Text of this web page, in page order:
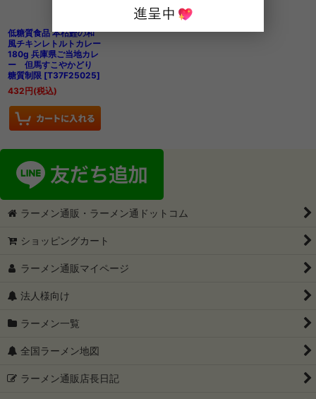
低糖質食品 本枯鰹の和
風チキンレトルトカレー
180g 兵庫県ご当地カレ
ー 但馬すこやかどり
糖質制限 [T37F25025]
432 円(税込)
ラーメン通販・ラーメン通ドットコム
ショッピングカート
ラーメン通販マイページ
法人様向け
ラーメン一覧
全国ラーメン地図
ラーメン通販店長日記